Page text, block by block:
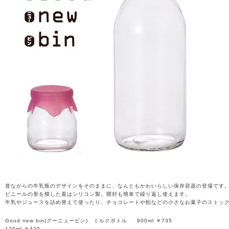
昔ながらの牛乳瓶のデザインをそのままに、なんともかわいらしい保存容器の登場です。
ビニールの形を模した蓋はシリコン製。開封も簡単で繰り返し使えます。
牛乳やジュースを詰め替えて使ったり、チョコレートや飴などの小さなお菓子のストッ
Good new bin(グーニュービン) ミルクボトル 900ml ￥735